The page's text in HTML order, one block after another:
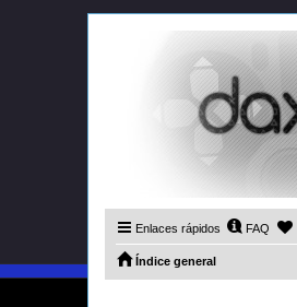
Enlaces rápidos FAQ
Índice general